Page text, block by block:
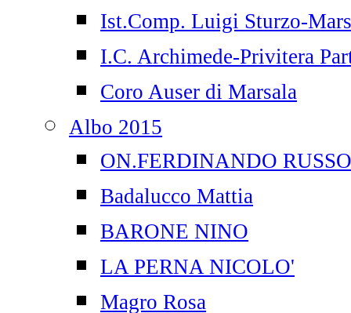
Ist.Comp. Luigi Sturzo-
I.C. Archimede-Privitera
Coro Auser di Marsala
Albo 2015
ON.FERDINANDO RUSSO
Badalucco Mattia
BARONE NINO
LA PERNA NICOLO'
Magro Rosa